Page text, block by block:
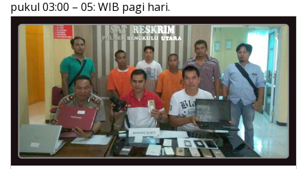
pukul 03:00 – 05: WIB pagi hari.